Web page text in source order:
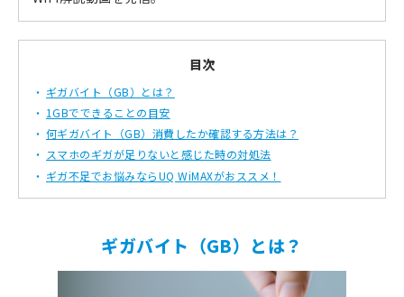
目次
ギガバイト（GB）とは？
1GBでできることの目安
何ギガバイト（GB）消費したか確認する方法は？
スマホのギガが足りないと感じた時の対処法
ギガ不足でお悩みならUQ WiMAXがおススメ！
ギガバイト（GB）とは？